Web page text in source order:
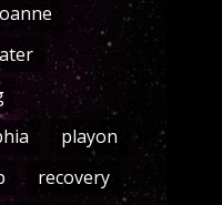
playon
recovery